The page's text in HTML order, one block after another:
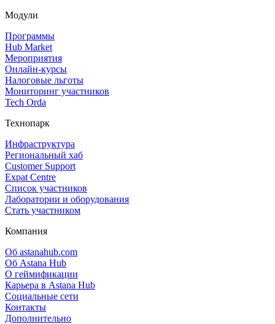
Модули
Программы
Hub Market
Мероприятия
Онлайн‑курсы
Налоговые льготы
Мониторинг участников
Tech Orda
Технопарк
Инфраструктура
Региональный хаб
Customer Support
Expat Centre
Список участников
Лаборатории и оборудования
Стать участником
Компания
Об astanahub.com
Об Astana Hub
О геймификации
Карьера в Astana Hub
Социальные сети
Контакты
Дополнительно